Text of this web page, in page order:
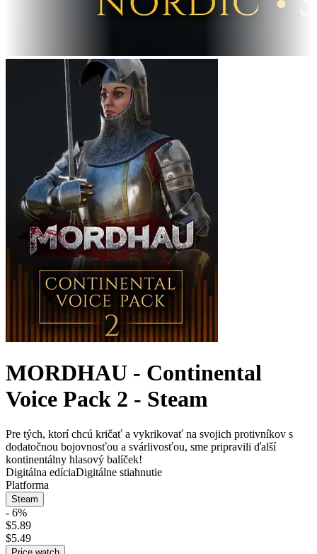
MORDHAU - Continental
Voice Pack 2 - Steam
Pre tých, ktorí chcú kričať a vykrikovať na svojich protivníkov s
dodatočnou bojovnosťou a svárlivosťou, sme pripravili ďalší
kontinentálny hlasový balíček!
Digitálna edíciaDigitálne stiahnutie
Platforma
Steam
- 6%
$5.89
$5.49